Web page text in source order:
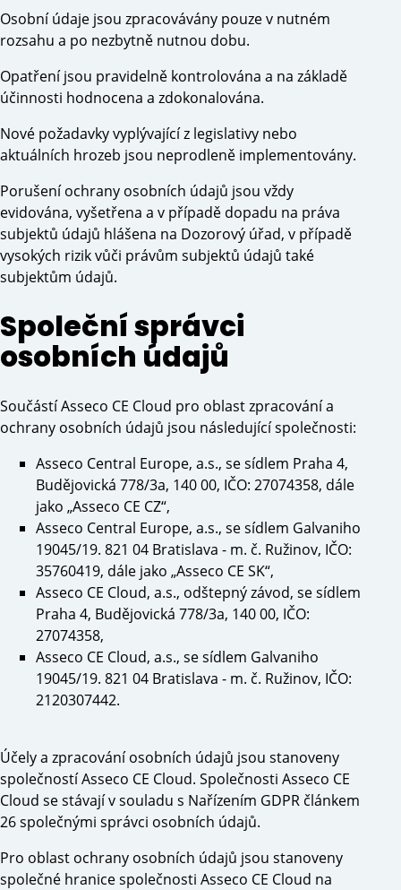
Osobní údaje jsou zpracovávány pouze v nutném
rozsahu a po nezbytně nutnou dobu.
Opatření jsou pravidelně kontrolována a na základě
účinnosti hodnocena a zdokonalována.
Nové požadavky vyplývající z legislativy nebo
aktuálních hrozeb jsou neprodleně implementovány.
Porušení ochrany osobních údajů jsou vždy
evidována, vyšetřena a v případě dopadu na práva
subjektů údajů hlášena na Dozorový úřad, v případě
vysokých rizik vůči právům subjektů údajů také
subjektům údajů.
Společní správci
osobních údajů
Součástí Asseco CE Cloud pro oblast zpracování a
ochrany osobních údajů jsou následující společnosti:
Asseco Central Europe, a.s., se sídlem Praha 4,
Budějovická 778/3a, 140 00, IČO: 27074358, dále
jako „Asseco CE CZ“,
Asseco Central Europe, a.s., se sídlem Galvaniho
19045/19. 821 04 Bratislava - m. č. Ružinov, IČO:
35760419, dále jako „Asseco CE SK“,
Asseco CE Cloud, a.s., odštepný závod, se sídlem
Praha 4, Budějovická 778/3a, 140 00, IČO:
27074358,
Asseco CE Cloud, a.s., se sídlem Galvaniho
19045/19. 821 04 Bratislava - m. č. Ružinov, IČO:
2120307442.
Účely a zpracování osobních údajů jsou stanoveny
společností Asseco CE Cloud. Společnosti Asseco CE
Cloud se stávají v souladu s Nařízením GDPR článkem
26 společnými správci osobních údajů.
Pro oblast ochrany osobních údajů jsou stanoveny
společné hranice společnosti Asseco CE Cloud na